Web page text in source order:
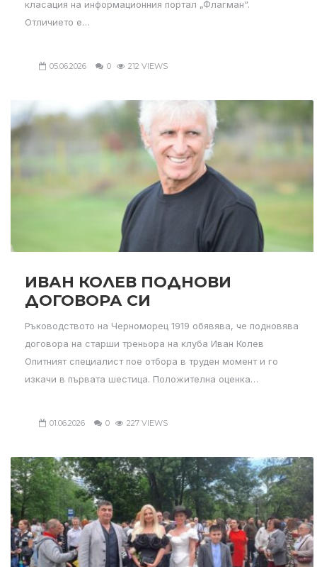
класация на информационния портал „Флагман“.
Отличието е…
05.06.2026 0 212 VIEWS
ИВАН КОЛЕВ ПОДНОВИ
ДОГОВОРА СИ
Ръководството на Черноморец 1919 обявява, че подновява
договора на старши треньора на клуба Иван Колев
Опитният специалист пое отбора в труден момент и го
изкачи в първата шестица. Положителна оценка…
01.06.2026 0 227 VIEWS